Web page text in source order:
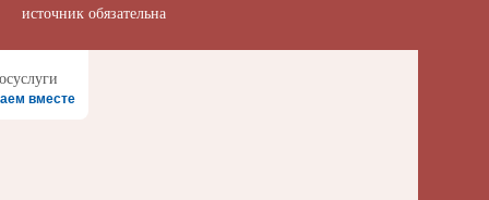
источник обязательна
вместе